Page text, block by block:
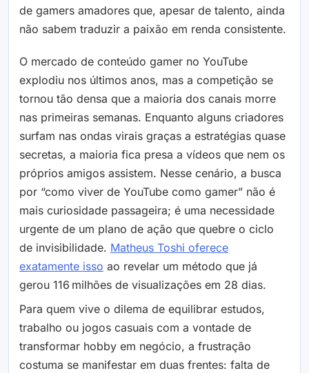
de gamers amadores que, apesar de talento, ainda
não sabem traduzir a paixão em renda consistente.
O mercado de conteúdo gamer no YouTube
explodiu nos últimos anos, mas a competição se
tornou tão densa que a maioria dos canais morre
nas primeiras semanas. Enquanto alguns criadores
surfam nas ondas virais graças a estratégias quase
secretas, a maioria fica presa a vídeos que nem os
próprios amigos assistem. Nesse cenário, a busca
por “como viver de YouTube como gamer” não é
mais curiosidade passageira; é uma necessidade
urgente de um plano de ação que quebre o ciclo
de invisibilidade. Matheus Toshi oferece
exatamente isso ao revelar um método que já
gerou 116 milhões de visualizações em 28 dias.
Para quem vive o dilema de equilibrar estudos,
trabalho ou jogos casuais com a vontade de
transformar hobby em negócio, a frustração
costuma se manifestar em duas frentes: falta de